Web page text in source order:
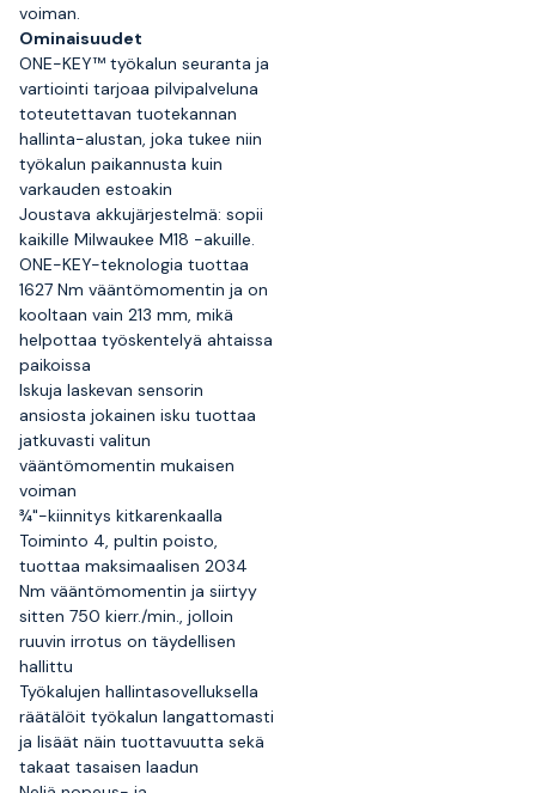
voiman.
Ominaisuudet
ONE-KEY™ työkalun seuranta ja
vartiointi tarjoaa pilvipalveluna
toteutettavan tuotekannan
hallinta-alustan, joka tukee niin
työkalun paikannusta kuin
varkauden estoakin
Joustava akkujärjestelmä: sopii
kaikille Milwaukee M18 -akuille.
ONE-KEY-teknologia tuottaa
1627 Nm vääntömomentin ja on
kooltaan vain 213 mm, mikä
helpottaa työskentelyä ahtaissa
paikoissa
Iskuja laskevan sensorin
ansiosta jokainen isku tuottaa
jatkuvasti valitun
vääntömomentin mukaisen
voiman
¾"-kiinnitys kitkarenkaalla
Toiminto 4, pultin poisto,
tuottaa maksimaalisen 2034
Nm vääntömomentin ja siirtyy
sitten 750 kierr./min., jolloin
ruuvin irrotus on täydellisen
hallittu
Työkalujen hallintasovelluksella
räätälöit työkalun langattomasti
ja lisäät näin tuottavuutta sekä
takaat tasaisen laadun